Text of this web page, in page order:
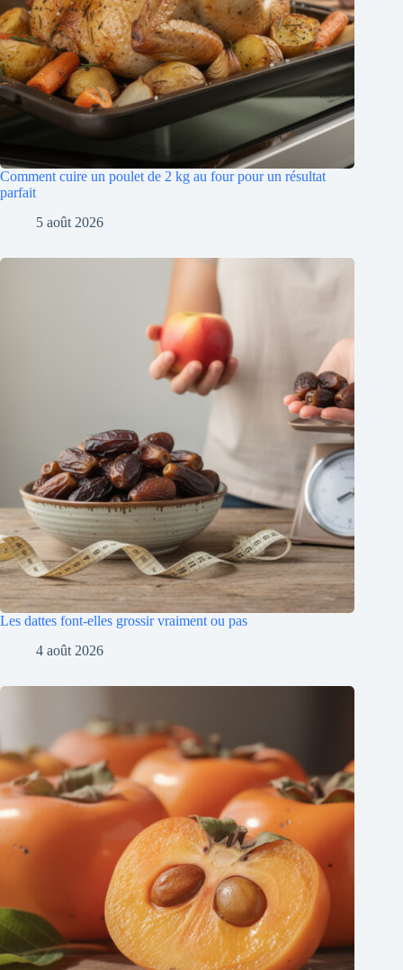
Comment cuire un poulet de 2 kg au four pour un résultat
parfait
5 août 2026
Les dattes font-elles grossir vraiment ou pas
4 août 2026